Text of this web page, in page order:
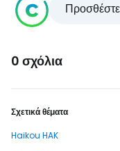
0 σχόλια
Σχετικά θέματα
Haikou HAK